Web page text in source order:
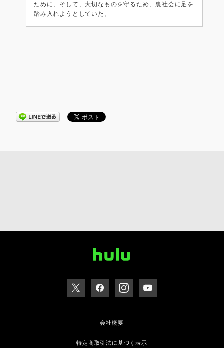
ために、そして、大切なものを守るため、裏社会に足を
踏み入れようとしていた。
会社概要
特定商取引法に基づく表示